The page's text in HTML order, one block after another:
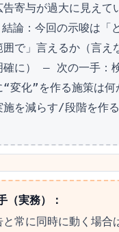
告寄与が過大に見えて
論：今回の示唆は「
囲で」言えるか（言え
確に） – 次の一手：
“変化”を作る施策は何
施を減らす/段階を作る
（実務）：
常に同時に動く場合